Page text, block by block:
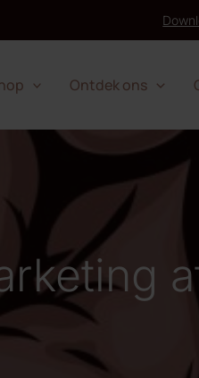
Ontdek ons